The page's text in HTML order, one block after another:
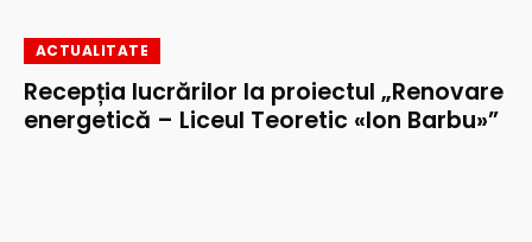
ACTUALITATE
Recepția lucrărilor la proiectul „Renovare
energetică – Liceul Teoretic «Ion Barbu»”